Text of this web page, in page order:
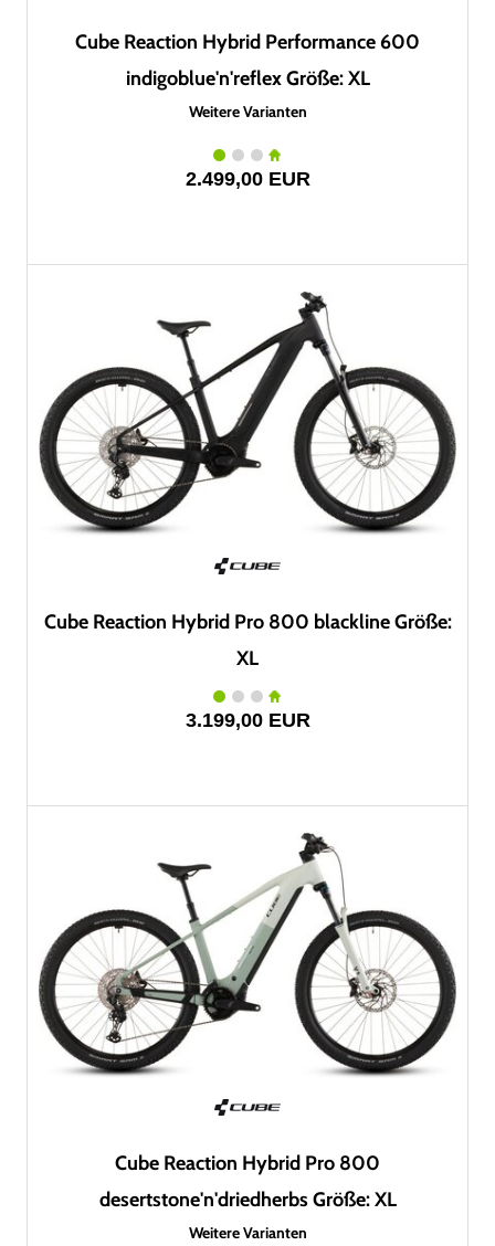
Cube Reaction Hybrid Performance 600
indigoblue'n'reflex Größe: XL
Weitere Varianten
2.499,00 EUR
Cube Reaction Hybrid Pro 800 blackline Größe:
XL
3.199,00 EUR
Cube Reaction Hybrid Pro 800
desertstone'n'driedherbs Größe: XL
Weitere Varianten